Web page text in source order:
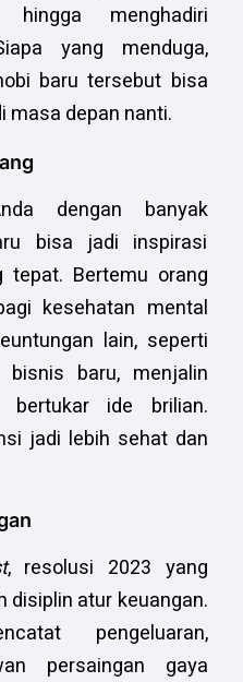
hingga menghadiri
yang menduga,
baru tersebut bisa
masa depan nanti.
dengan banyak
bisa jadi inspirasi
tepat. Bertemu orang
kesehatan mental
lain, seperti
bisnis baru, menjalin
bertukar ide brilian.
jadi lebih sehat dan
, resolusi 2023 yang
disiplin atur keuangan.
pengeluaran,
persaingan gaya